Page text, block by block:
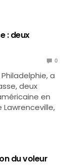
: deux
0
a
deux
en
Lawrenceville,
du voleur